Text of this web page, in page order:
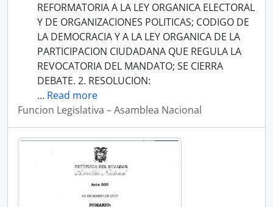
REFORMATORIA A LA LEY ORGANICA ELECTORAL
Y DE ORGANIZACIONES POLITICAS; CODIGO DE
LA DEMOCRACIA Y A LA LEY ORGANICA DE LA
PARTICIPACION CIUDADANA QUE REGULA LA
REVOCATORIA DEL MANDATO; SE CIERRA
DEBATE. 2. RESOLUCION:
… Read more
Funcion Legislativa – Asamblea Nacional